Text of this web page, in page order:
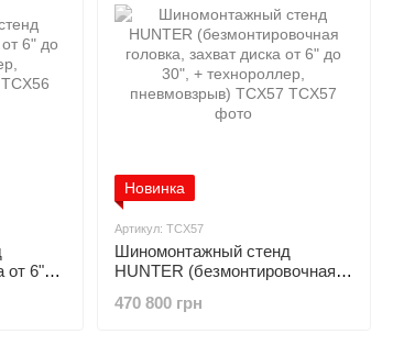
от 6"
Новинка
Артикул: TCX57
Шиномонтажный стенд
HUNTER (безмонтировочная
30", + технороллер,
470 800 грн